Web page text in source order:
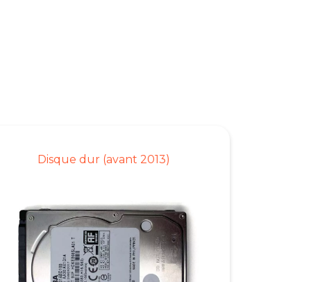
Disque dur (avant 2013)